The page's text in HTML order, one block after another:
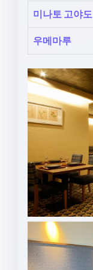
미나토 고야도
우메마루